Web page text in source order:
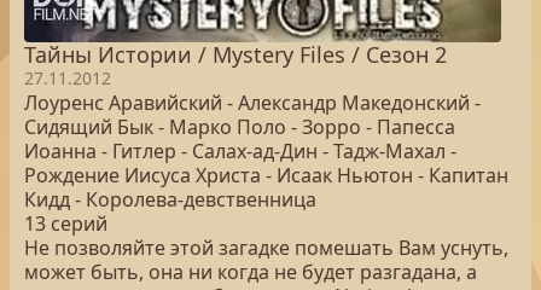
Тайны Истории / Mystery Files / Сезон 2
27.11.2012
Лоуренс Аравийский - Александр Македонский -
Сидящий Бык - Марко Поло - Зорро - Папесса
Иоанна - Гитлер - Салах-ад-Дин - Тадж-Махал -
Рождение Иисуса Христа - Исаак Ньютон - Капитан
Кидд - Королева-девственница
13 серий
Не позволяйте этой загадке помешать Вам уснуть,
может быть, она ни когда не будет разгадана, а